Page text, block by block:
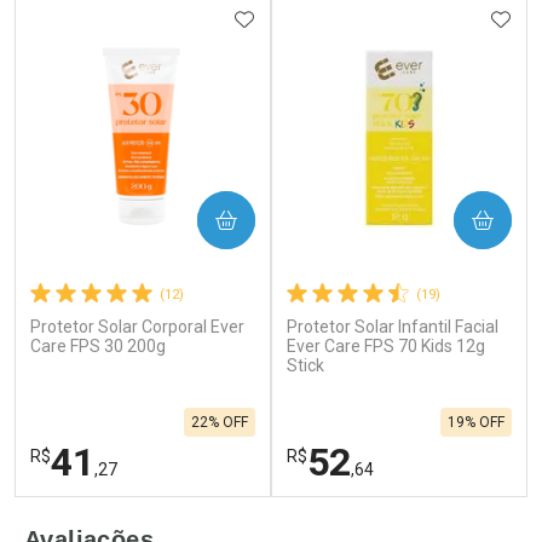
(12)
Protetor Solar Corporal Ever
Care FPS 30 200g
R$41 ,27
22% OFF
ADICIONAR AOS FAVORITOS
COMPRAR
(19)
Protetor Solar Infantil Facial
Ever Care FPS 70 Kids 12g
Stick
R$52,64
19% OFF
COMPRAR